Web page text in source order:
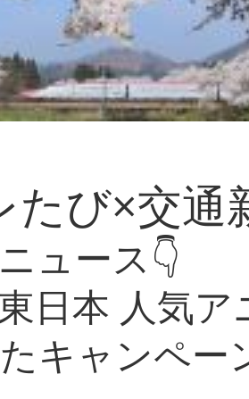
たび×交通
ュース👇
日本 人気
キャンペー